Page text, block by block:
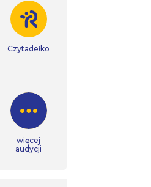
Czytadełko
więcej
audycji